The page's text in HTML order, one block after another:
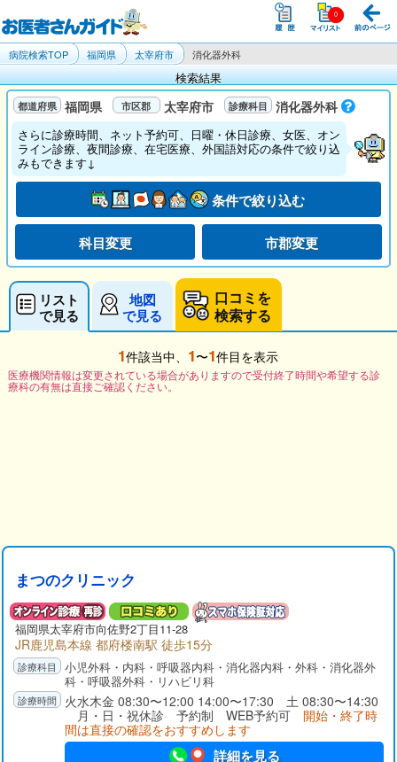
病院検索TOP 福岡県 太宰府市 消化器外科
検索結果
福岡県 太宰府市 消化器外科
さらに診療時間、ネット予約可、日曜・休日診療、女医、オン
ライン診療、夜間診療、在宅医療、外国語対応の条件で絞り込
みもできます↓
条件で絞り込む
科目変更 市郡変更
リスト
で見る
地図
で見る
口コミを
検索する
1件該当中、 1〜1件目を表示
医療機関情報は変更されている場合がありますので受付終了時間や希望する診
療科の有無は直接ご確認ください。
まつのクリニック
福岡県太宰府市向佐野2丁目11-28
JR鹿児島本線 都府楼南駅 徒歩15分
小児外科・内科・呼吸器内科・消化器内科・外科・消化器外
科・呼吸器外科・リハビリ科
火水木金 08:30〜12:00 14:00〜17:30 土 08:30〜14:30
月・日・祝休診 予約制 WEB予約可 開始・終了時
間は直接の確認をおすすめします
詳細を見る